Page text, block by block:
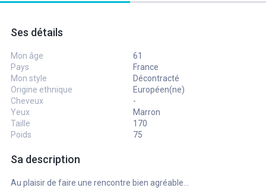
Ses détails
Mon âge
61
Pays
France
Mon style
Décontracté
Origine ethnique
Européen(ne)
Cheveux
-
Yeux
Marron
Taille
170
Poids
75
Sa description
Au plaisir de faire une rencontre bien agréable...